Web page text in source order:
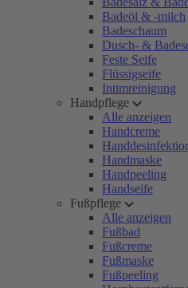
Badeöl & -milch
Badeschaum
Dusch- &
Feste Seife
Flüssigseife
Intimreinigung
Handpflege
Alle anzeigen
Handcreme
Handmaske
Handpeeling
Handseife
Fußpflege
Alle anzeigen
Fußbad
Fußcreme
Fußmaske
Fußpeeling